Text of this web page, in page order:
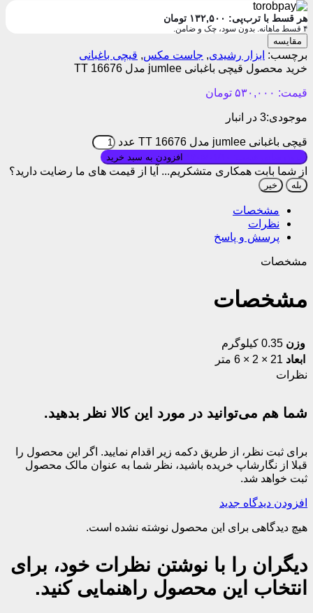
هر قسط با ترب‌پی: ۱۳۲,۵۰۰ تومان
۴ قسط ماهانه. بدون سود، چک و ضامن.
مقایسه
برچسب: ابزار رشیدی, جاست مکس, قیچی باغبانی
خرید محصول قیچی باغبانی jumlee مدل TT 16676
قیمت: ۵۳۰,۰۰۰ تومان
موجودی:3 در انبار
قیچی باغبانی jumlee مدل TT 16676 عدد
از شما بابت همکاری متشکریم... آیا از قیمت های ما رضایت دارید؟
بله خیر
مشخصات
نظرات
پرسش و پاسخ
مشخصات
مشخصات
وزن 0.35 کیلوگرم
ابعاد 21 × 2 × 6 متر
نظرات
شما هم می‌توانید در مورد این کالا نظر بدهید.
برای ثبت نظر، از طریق دکمه زیر اقدام نمایید. اگر این محصول را
قبلا از نگارشاپ خریده باشید، نظر شما به عنوان مالک محصول
ثبت خواهد شد.
افزودن دیدگاه جدید
هیچ دیدگاهی برای این محصول نوشته نشده است.
دیگران را با نوشتن نظرات خود، برای
انتخاب این محصول راهنمایی کنید.